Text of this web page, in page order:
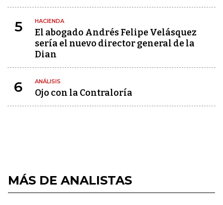
5 HACIENDA
El abogado Andrés Felipe Velásquez
sería el nuevo director general de la
Dian
6 ANÁLISIS
Ojo con la Contraloría
MÁS DE ANALISTAS